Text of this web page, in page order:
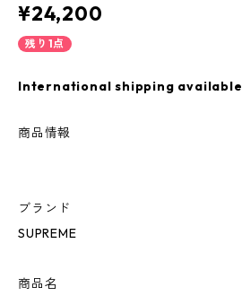
¥24,200
残り1点
International shipping available
商品情報
ブランド
SUPREME
商品名